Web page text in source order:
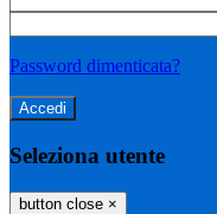
Password dimenticata?
Seleziona utente
button close ×